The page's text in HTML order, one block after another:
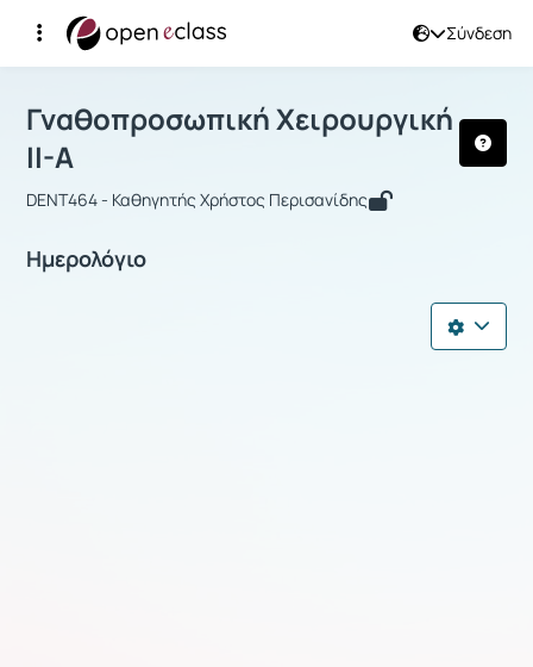
Σύνδεση
Μάθημα : Γναθοπροσωπική
Γναθοπροσωπική Χειρουργική
ΙΙ-Α
DENT464 - Καθηγητής Χρήστος Περισανίδης
Ημερολόγιο